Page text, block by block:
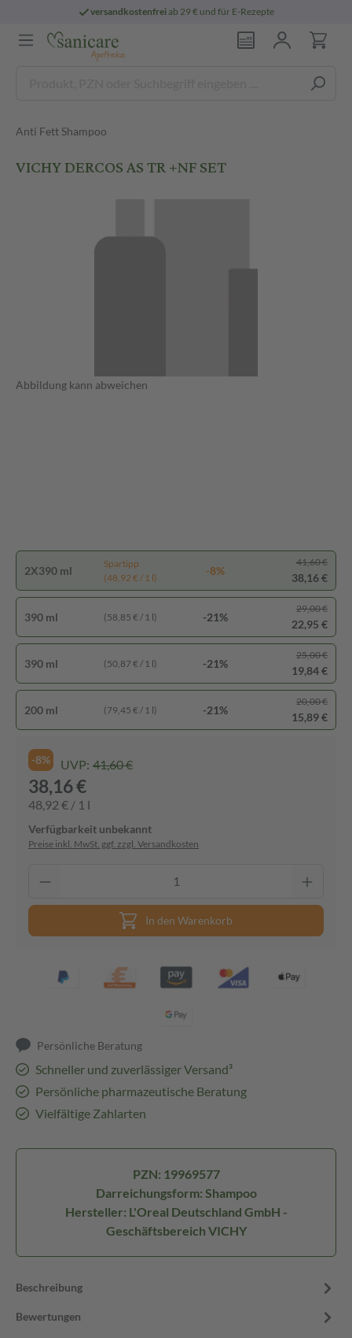
versandkostenfreiab 29 € und für E-Rezepte
Anti Fett Shampoo
VICHY DERCOS AS TR +NF SET
Abbildung kann abweichen
2X390 ml
Spartipp
(48,92 € / 1 l)
-8%
41,60 €
38,16 €
390 ml (58,85 € / 1 l) -21%
29,00 €
22,95 €
390 ml (50,87 € / 1 l) -21%
25,00 €
19,84 €
200 ml (79,45 € / 1 l) -21%
20,00 €
15,89 €
-8% UVP: 41,60 €
38,16 €
48,92 € / 1 l
Verfügbarkeit unbekannt
Preise inkl. MwSt. ggf. zzgl. Versandkosten
In den Warenkorb
Persönliche Beratung
Schneller und zuverlässiger Versand³
Persönliche pharmazeutische Beratung
Vielfältige Zahlarten
PZN: 19969577
Darreichungsform: Shampoo
Hersteller: L'Oreal Deutschland GmbH -
Geschäftsbereich VICHY
Beschreibung
Bewertungen